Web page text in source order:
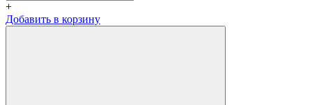
+
Добавить в корзину